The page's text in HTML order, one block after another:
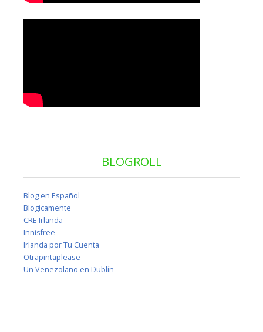
BLOGROLL
Blog en Español
Blogicamente
CRE Irlanda
Innisfree
Irlanda por Tu Cuenta
Otrapintaplease
Un Venezolano en Dublín